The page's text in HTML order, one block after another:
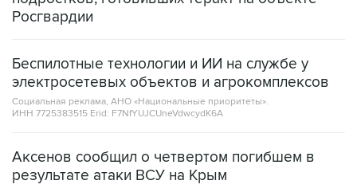
Росгвардии
Беспилотные технологии и ИИ на службе у
электросетевых объектов и агрокомплексов
Социальная реклама, АНО «Национальные приоритеты».
ИНН 7725383515 Erid: F7NfYUJCUneVdwcydK6A
Аксенов сообщил о четвертом погибшем в
результате атаки ВСУ на Крым